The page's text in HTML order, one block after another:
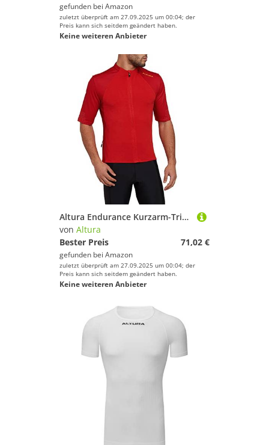
gefunden bei Amazon
zuletzt überprüft am 27.09.2025 um 00:04; der
Preis kann sich seitdem geändert haben.
Keine weiteren Anbieter
Altura Endurance Kurzarm-Trikot - Rot
von Altura
Bester Preis
71,02 €
gefunden bei Amazon
zuletzt überprüft am 27.09.2025 um 00:04; der
Preis kann sich seitdem geändert haben.
Keine weiteren Anbieter